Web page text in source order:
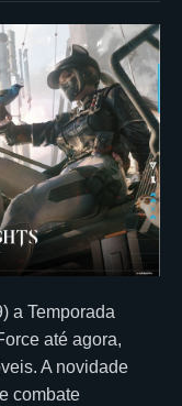
a Temporada
até agora,
A novidade
combate